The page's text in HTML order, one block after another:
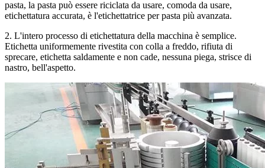
pasta, la pasta può essere riciclata da usare, comoda da usare,
etichettatura accurata, è l'etichettatrice per pasta più avanzata.
2. L'intero processo di etichettatura della macchina è semplice.
Etichetta uniformemente rivestita con colla a freddo, rifiuta di
sprecare, etichetta saldamente e non cade, nessuna piega, strisce di
nastro, bell'aspetto.